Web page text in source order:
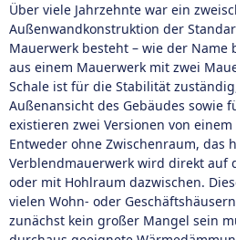
Über viele Jahrzehnte war ein
Außenwandkonstruktion der
Mauerwerk besteht – wie der Name
aus einem Mauerwerk mit zwei
Schale ist für die Stabilität
Außenansicht des Gebäudes sowie
existieren zwei Versionen von
Entweder ohne Zwischenraum, das
Verblendmauerwerk wird direkt auf
oder mit Hohlraum dazwischen.
vielen Wohn- oder
zunächst kein großer Mangel sein